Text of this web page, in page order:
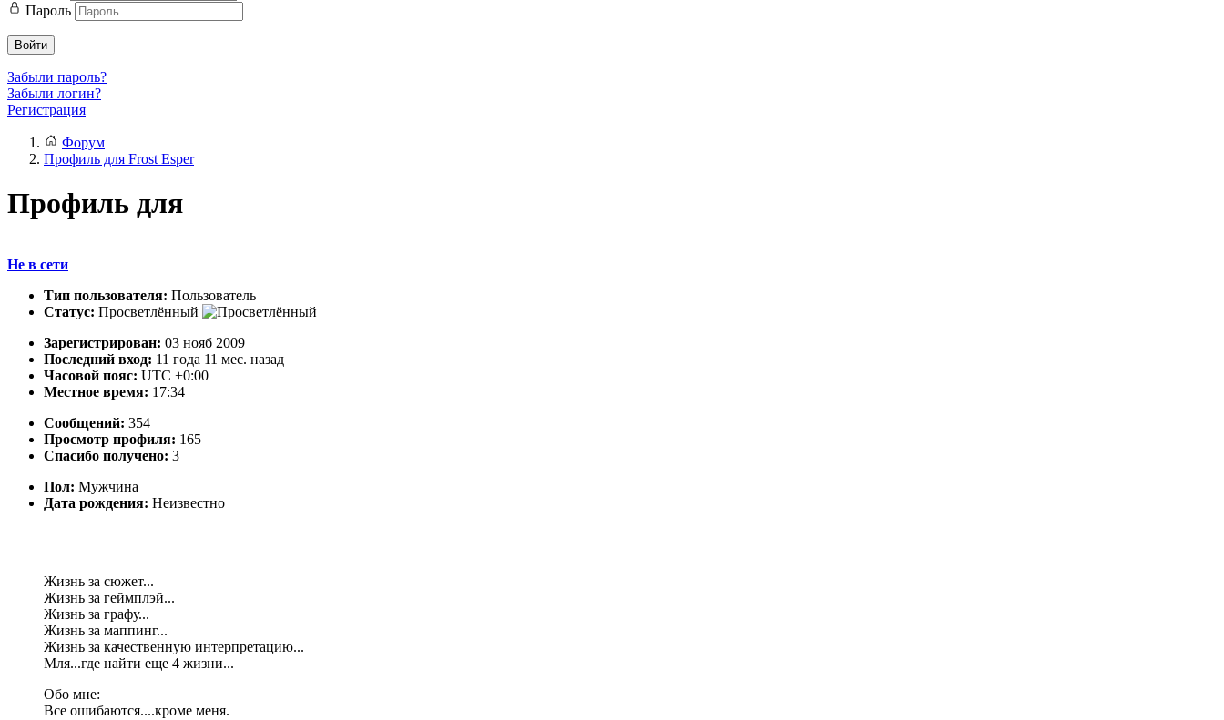
Пароль
Войти
Забыли пароль?
Забыли логин?
Регистрация
Форум
Профиль для Frost Esper
Профиль для
Не в сети
Тип пользователя: Пользователь
Статус: Просветлённый
Зарегистрирован: 03 нояб 2009
Последний вход: 11 года 11 мес. назад
Часовой пояс: UTC +0:00
Местное время: 17:34
Сообщений: 354
Просмотр профиля: 165
Спасибо получено: 3
Пол: Мужчина
Дата рождения: Неизвестно
Жизнь за сюжет...
Жизнь за геймплэй...
Жизнь за графу...
Жизнь за маппинг...
Жизнь за качественную интерпретацию...
Мля...где найти еще 4 жизни...
Обо мне:
Все ошибаются....кроме меня.